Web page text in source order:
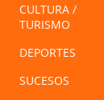
CULTURA /
TURISMO
DEPORTES
SUCESOS